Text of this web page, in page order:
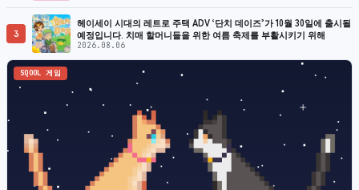
3
헤이세이 시대의 레트로 주택 ADV ‘단치 데이즈’가 10월 30일에 출시될
예정입니다. 치매 할머니들을 위한 여름 축제를 부활시키기 위해
2026.08.06
SQOOL 게임